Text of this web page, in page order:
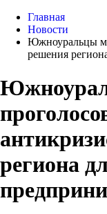
Главная
Новости
Южноуральцы
решения
региона